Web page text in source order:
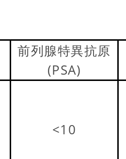
前列腺特異抗原
(PSA)
<10